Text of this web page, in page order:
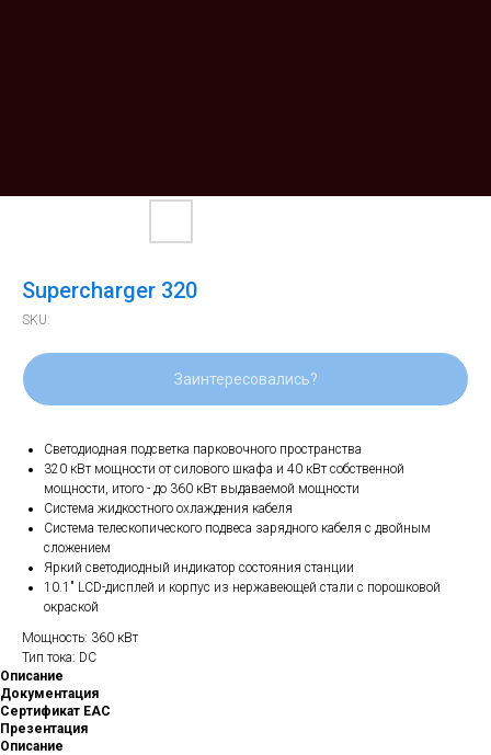
Supercharger 320
SKU:
Заинтересовались?
Светодиодная подсветка парковочного пространства
320 кВт мощности от силового шкафа и 40 кВт собственной
мощности, итого - до 360 кВт выдаваемой мощности
Система жидкостного охлаждения кабеля
Система телескопического подвеса зарядного кабеля с двойным
сложением
Яркий светодиодный индикатор состояния станции
10.1" LCD-дисплей и корпус из нержавеющей стали с порошковой
окраской
Мощность: 360 кВт
Тип тока: DC
Описание
Документация
Сертификат ЕАС
Презентация
Описание